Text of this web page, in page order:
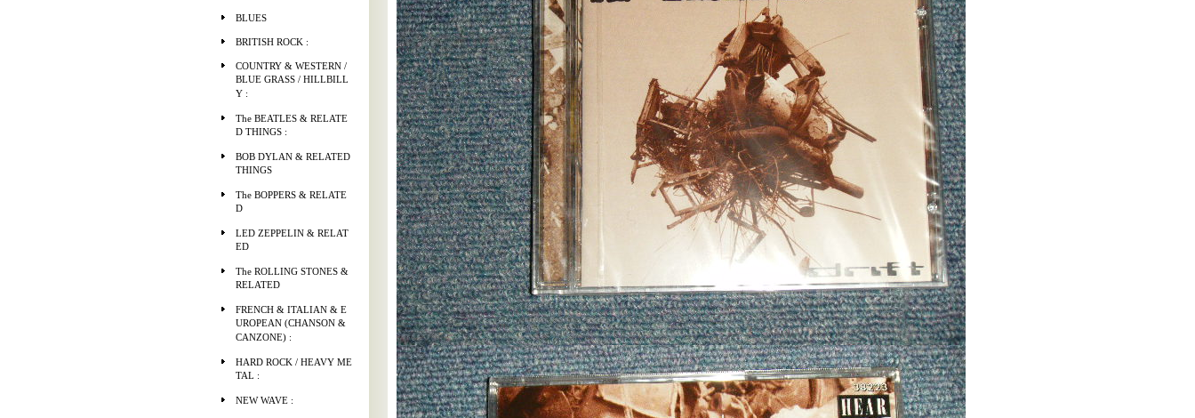
BLUES
BRITISH ROCK :
COUNTRY & WESTERN /
BLUE GRASS / HILLBILL
Y :
The BEATLES & RELATE
D THINGS :
BOB DYLAN & RELATED
THINGS
The BOPPERS & RELATE
D
LED ZEPPELIN & RELAT
ED
The ROLLING STONES &
RELATED
FRENCH & ITALIAN & E
UROPEAN (CHANSON &
CANZONE) :
HARD ROCK / HEAVY ME
TAL :
NEW WAVE :